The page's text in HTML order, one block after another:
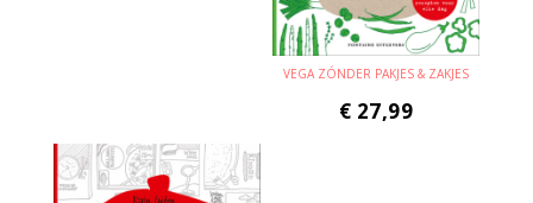
VEGA ZÓNDER PAKJES & ZAKJES
€ 27,99